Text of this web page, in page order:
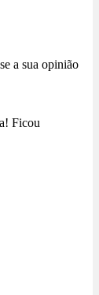
a sua opinião
Ficou